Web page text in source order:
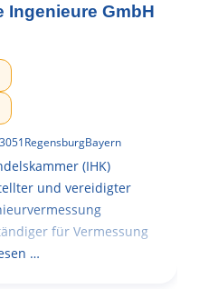
Ingenieure GmbH
RegensburgBayern
(IHK)
und vereidigter
für Vermessung
…